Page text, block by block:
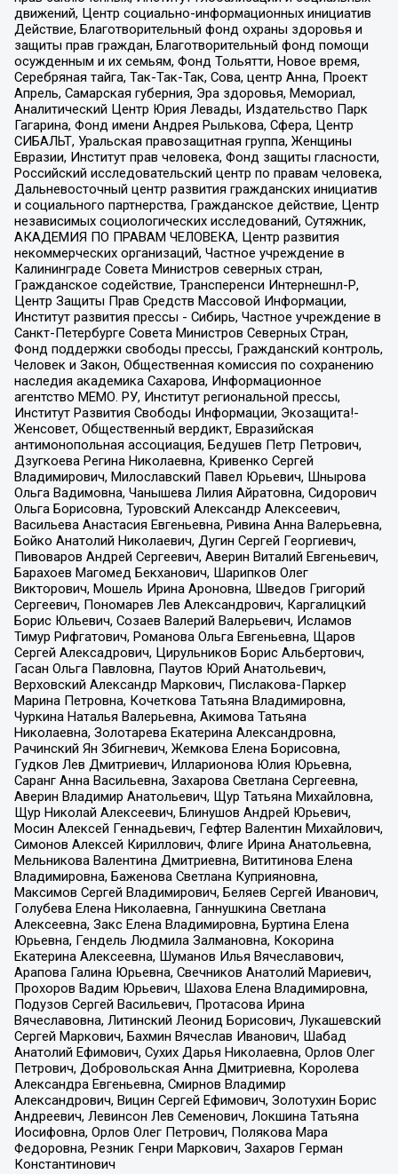
движений, Центр социально-информационных инициатив
Действие, Благотворительный фонд охраны здоровья и
защиты прав граждан, Благотворительный фонд помощи
осужденным и их семьям, Фонд Тольятти, Новое время,
Серебряная тайга, Так-Так-Так, Сова, центр Анна, Проект
Апрель, Самарская губерния, Эра здоровья, Мемориал,
Аналитический Центр Юрия Левады, Издательство Парк
Гагарина, Фонд имени Андрея Рылькова, Сфера, Центр
СИБАЛЬТ, Уральская правозащитная группа, Женщины
Евразии, Институт прав человека, Фонд защиты гласности,
Российский исследовательский центр по правам человека,
Дальневосточный центр развития гражданских инициатив
и социального партнерства, Гражданское действие, Центр
независимых социологических исследований, Сутяжник,
АКАДЕМИЯ ПО ПРАВАМ ЧЕЛОВЕКА, Центр развития
некоммерческих организаций, Частное учреждение в
Калининграде Совета Министров северных стран,
Гражданское содействие, Трансперенси Интернешнл-Р,
Центр Защиты Прав Средств Массовой Информации,
Институт развития прессы - Сибирь, Частное учреждение в
Санкт-Петербурге Совета Министров Северных Стран,
Фонд поддержки свободы прессы, Гражданский контроль,
Человек и Закон, Общественная комиссия по сохранению
наследия академика Сахарова, Информационное
агентство МЕМО. РУ, Институт региональной прессы,
Институт Развития Свободы Информации, Экозащита!-
Женсовет, Общественный вердикт, Евразийская
антимонопольная ассоциация, Бедушев Петр Петрович,
Дзугкоева Регина Николаевна, Кривенко Сергей
Владимирович, Милославский Павел Юрьевич, Шнырова
Ольга Вадимовна, Чанышева Лилия Айратовна, Сидорович
Ольга Борисовна, Туровский Александр Алексеевич,
Васильева Анастасия Евгеньевна, Ривина Анна Валерьевна,
Бойко Анатолий Николаевич, Дугин Сергей Георгиевич,
Пивоваров Андрей Сергеевич, Аверин Виталий Евгеньевич,
Барахоев Магомед Бекханович, Шарипков Олег
Викторович, Мошель Ирина Ароновна, Шведов Григорий
Сергеевич, Пономарев Лев Александрович, Каргалицкий
Борис Юльевич, Созаев Валерий Валерьевич, Исламов
Тимур Рифгатович, Романова Ольга Евгеньевна, Щаров
Сергей Алексадрович, Цирульников Борис Альбертович,
Гасан Ольга Павловна, Паутов Юрий Анатольевич,
Верховский Александр Маркович, Пислакова-Паркер
Марина Петровна, Кочеткова Татьяна Владимировна,
Чуркина Наталья Валерьевна, Акимова Татьяна
Николаевна, Золотарева Екатерина Александровна,
Рачинский Ян Збигневич, Жемкова Елена Борисовна,
Гудков Лев Дмитриевич, Илларионова Юлия Юрьевна,
Саранг Анна Васильевна, Захарова Светлана Сергеевна,
Аверин Владимир Анатольевич, Щур Татьяна Михайловна,
Щур Николай Алексеевич, Блинушов Андрей Юрьевич,
Мосин Алексей Геннадьевич, Гефтер Валентин Михайлович,
Симонов Алексей Кириллович, Флиге Ирина Анатольевна,
Мельникова Валентина Дмитриевна, Вититинова Елена
Владимировна, Баженова Светлана Куприяновна,
Максимов Сергей Владимирович, Беляев Сергей Иванович,
Голубева Елена Николаевна, Ганнушкина Светлана
Алексеевна, Закс Елена Владимировна, Буртина Елена
Юрьевна, Гендель Людмила Залмановна, Кокорина
Екатерина Алексеевна, Шуманов Илья Вячеславович,
Арапова Галина Юрьевна, Свечников Анатолий Мариевич,
Прохоров Вадим Юрьевич, Шахова Елена Владимировна,
Подузов Сергей Васильевич, Протасова Ирина
Вячеславовна, Литинский Леонид Борисович, Лукашевский
Сергей Маркович, Бахмин Вячеслав Иванович, Шабад
Анатолий Ефимович, Сухих Дарья Николаевна, Орлов Олег
Петрович, Добровольская Анна Дмитриевна, Королева
Александра Евгеньевна, Смирнов Владимир
Александрович, Вицин Сергей Ефимович, Золотухин Борис
Андреевич, Левинсон Лев Семенович, Локшина Татьяна
Иосифовна, Орлов Олег Петрович, Полякова Мара
Федоровна, Резник Генри Маркович, Захаров Герман
Константинович